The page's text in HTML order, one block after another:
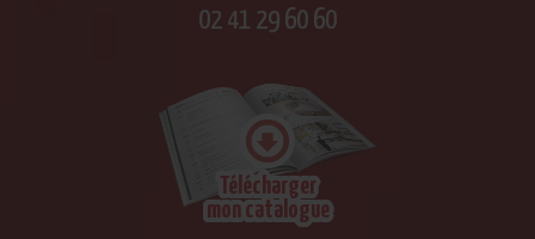
02 41 29 60 60
Télécharger
mon catalogue